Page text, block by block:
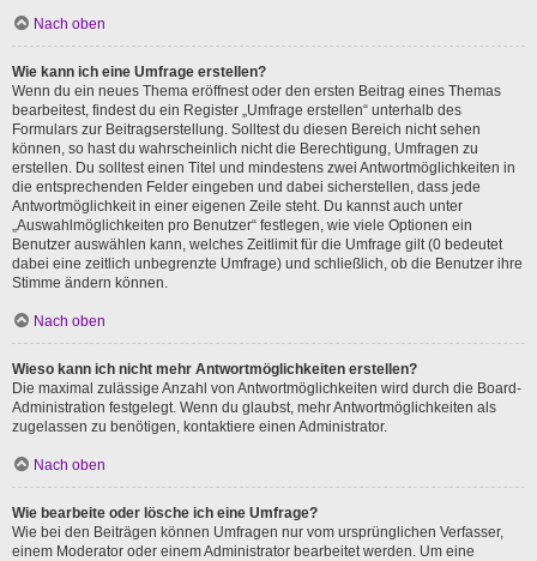
Nach oben
Wie kann ich eine Umfrage erstellen?
Wenn du ein neues Thema eröffnest oder den ersten Beitrag eines Themas
bearbeitest, findest du ein Register „Umfrage erstellen“ unterhalb des
Formulars zur Beitragserstellung. Solltest du diesen Bereich nicht sehen
können, so hast du wahrscheinlich nicht die Berechtigung, Umfragen zu
erstellen. Du solltest einen Titel und mindestens zwei Antwortmöglichkeiten in
die entsprechenden Felder eingeben und dabei sicherstellen, dass jede
Antwortmöglichkeit in einer eigenen Zeile steht. Du kannst auch unter
„Auswahlmöglichkeiten pro Benutzer“ festlegen, wie viele Optionen ein
Benutzer auswählen kann, welches Zeitlimit für die Umfrage gilt (0 bedeutet
dabei eine zeitlich unbegrenzte Umfrage) und schließlich, ob die Benutzer ihre
Stimme ändern können.
Nach oben
Wieso kann ich nicht mehr Antwortmöglichkeiten erstellen?
Die maximal zulässige Anzahl von Antwortmöglichkeiten wird durch die Board-
Administration festgelegt. Wenn du glaubst, mehr Antwortmöglichkeiten als
zugelassen zu benötigen, kontaktiere einen Administrator.
Nach oben
Wie bearbeite oder lösche ich eine Umfrage?
Wie bei den Beiträgen können Umfragen nur vom ursprünglichen Verfasser,
einem Moderator oder einem Administrator bearbeitet werden. Um eine